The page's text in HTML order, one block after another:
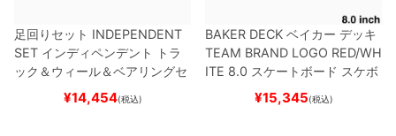
足回りセット INDEPENDENT
SET インディペンデント
トラ
ック＆ウィール＆ベアリングセ
（トリック用）
ード スケボー
¥14,454(税込)
BAKER DECK ベイカー デッキ
TEAM BRAND LOGO RED/WH
ITE 8.0 スケートボード スケボ
¥15,345(税込)